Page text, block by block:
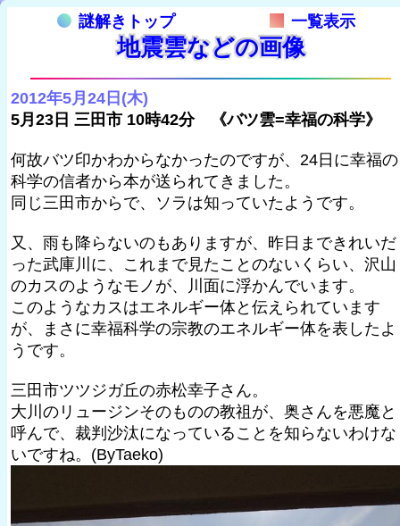
謎解きトップ 一覧表示
地震雲などの画像
2012年5月24日(木)
5月23日 三田市 10時42分 《バツ雲=幸福の科学》
何故バツ印かわからなかったのですが、24日に幸福の
科学の信者から本が送られてきました。
同じ三田市からで、ソラは知っていたようです。
又、雨も降らないのもありますが、昨日まできれいだ
った武庫川に、これまで見たことのないくらい、沢山
のカスのようなモノが、川面に浮かんでいます。
このようなカスはエネルギー体と伝えられています
が、まさに幸福科学の宗教のエネルギー体を表したよ
うです。
三田市ツツジガ丘の赤松幸子さん。
大川のリュージンそのものの教祖が、奥さんを悪魔と
呼んで、裁判沙汰になっていることを知らないわけな
いですね。(ByTaeko)